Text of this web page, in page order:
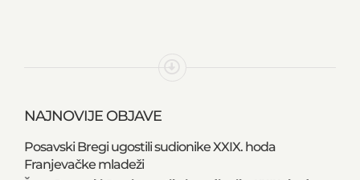
NAJNOVIJE OBJAVE
Posavski Bregi ugostili sudionike XXIX. hoda
Franjevačke mladeži